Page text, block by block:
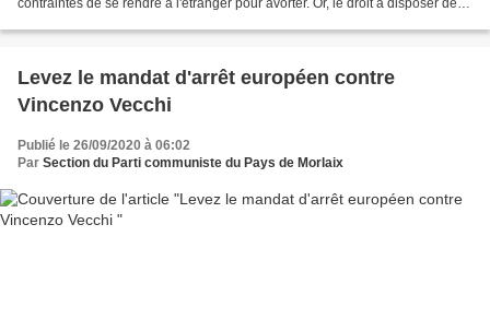
Levez le mandat d'arrêt européen contre
Vincenzo Vecchi
Publié le 26/09/2020 à 06:02
Par Section du Parti communiste du Pays de Morlaix